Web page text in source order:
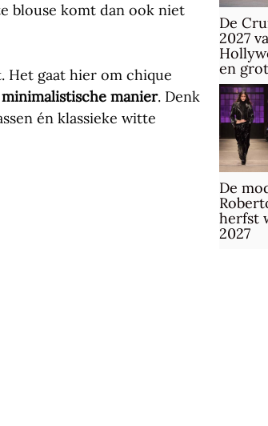
blouse komt dan ook niet
Het gaat hier om chique
minimalistische manier. Denk
én klassieke witte
De
2027
en
De
herfst
2027